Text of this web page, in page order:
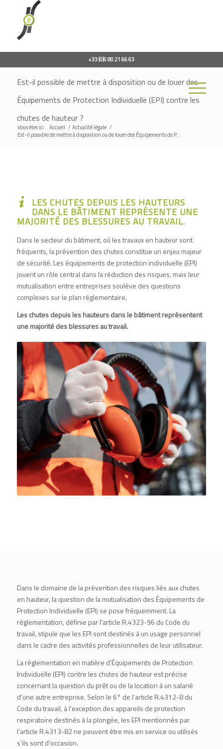
+33 (0)6 80 21 66 63
Est-il possible de mettre à disposition ou de louer des
Équipements de Protection Individuelle (EPI) contre les
chutes de hauteur ?
Vous êtes ici : Accueil / Actualité légale /
Est-il possible de mettre à disposition ou de louer des Équipements de P...
LES CHUTES DEPUIS LES HAUTEURS
DANS LE BÂTIMENT REPRÉSENTE UNE
MAJORITÉ DES BLESSURES AU TRAVAIL.
Dans le secteur du bâtiment, où les travaux en hauteur sont
fréquents, la prévention des chutes constitue un enjeu majeur
de sécurité. Les équipements de protection individuelle (EPI)
jouent un rôle central dans la réduction des risques, mais leur
mutualisation entre entreprises soulève des questions
complexes sur le plan réglementaire.
Les chutes depuis les hauteurs dans le bâtiment représentent
une majorité des blessures au travail.
Dans le domaine de la prévention des risques liés aux chutes
en hauteur, la question de la mutualisation des Équipements de
Protection Individuelle (EPI) se pose fréquemment. La
réglementation, définie par l’article R.4323-96 du Code du
travail, stipule que les EPI sont destinés à un usage personnel
dans le cadre des activités professionnelles de leur utilisateur.
La réglementation en matière d’Équipements de Protection
Individuelle (EPI) contre les chutes de hauteur est précise
concernant la question du prêt ou de la location à un salarié
d’une autre entreprise. Selon le 6° de l’article R.4312-8 du
Code du travail, à l’exception des appareils de protection
respiratoire destinés à la plongée, les EPI mentionnés par
l’article R.4313-82 ne peuvent être mis en service ou utilisés
s’ils sont d’occasion.